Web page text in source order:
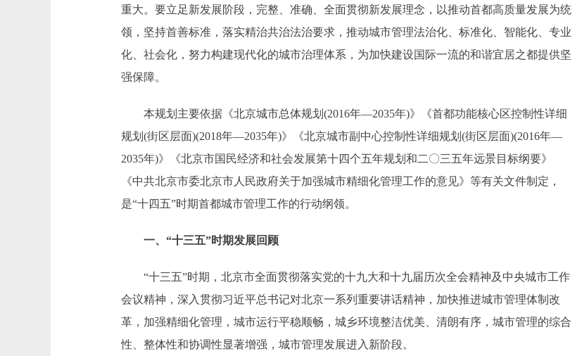
重大。要立足新发展阶段，完整、准确、全面贯彻新发展理念，以推动首都高质量发展为统
领，坚持首善标准，落实精治共治法治要求，推动城市管理法治化、标准化、智能化、专业
化、社会化，努力构建现代化的城市治理体系，为加快建设国际一流的和谐宜居之都提供坚
强保障。
本规划主要依据《北京城市总体规划(2016年—2035年)》《首都功能核心区控制性详细
规划(街区层面)(2018年—2035年)》《北京城市副中心控制性详细规划(街区层面)(2016年—
2035年)》《北京市国民经济和社会发展第十四个五年规划和二〇三五年远景目标纲要》
《中共北京市委北京市人民政府关于加强城市精细化管理工作的意见》等有关文件制定，
是“十四五”时期首都城市管理工作的行动纲领。
一、“十三五”时期发展回顾
“十三五”时期，北京市全面贯彻落实党的十九大和十九届历次全会精神及中央城市工作
会议精神，深入贯彻习近平总书记对北京一系列重要讲话精神，加快推进城市管理体制改
革，加强精细化管理，城市运行平稳顺畅，城乡环境整洁优美、清朗有序，城市管理的综合
性、整体性和协调性显著增强，城市管理发展进入新阶段。